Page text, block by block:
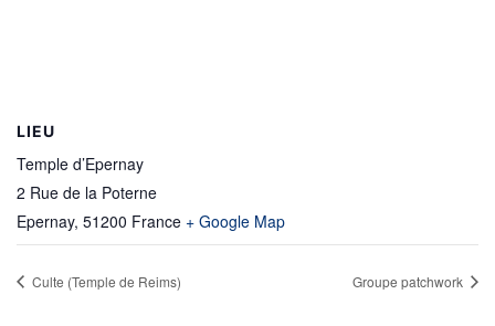
LIEU
Temple d’Epernay
2 Rue de la Poterne
Epernay, 51200 France + Google Map
Culte (Temple de Reims) Groupe patchwork